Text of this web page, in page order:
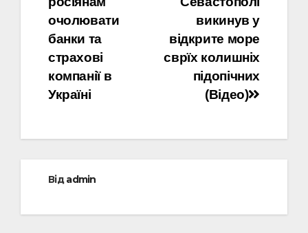
викинув у
відкрите море
сврїх колишніх
підопічних
(Відео)
очолювати
банки та
страхові
компанії в
Україні
Відadmin